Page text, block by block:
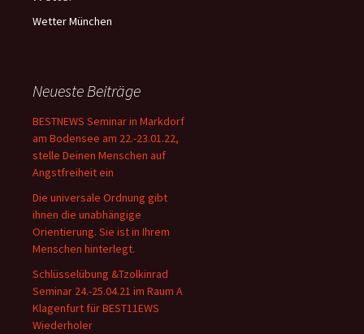
Wetter München
Neueste Beiträge
BESTNEWS Seminar in Markdorf
am Bodensee am 22.-23.01.22,
stelle Deinen Menschen auf
Angstfreiheit ein
Die universale Ordnung gibt
ihnen die unabhängige
Orientierung. Sie ist in Ihrem
Menschen hinterlegt.
Schlüsselübung &Tzolkinrad
Seminar 24.-25.04.21 im Raum A
Klagenfurt für BEST11EWS
Wiederholer